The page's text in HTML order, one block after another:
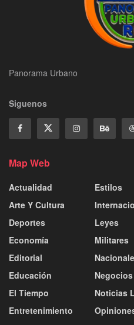
Panorama Urbano
Siguenos
Map Web
Actualidad
Arte Y Cultura
Deportes
Economía
Editorial
Educación
El Tiempo
Entretenimiento
Estilos
Leyes
Militares
Negocios
Noticias